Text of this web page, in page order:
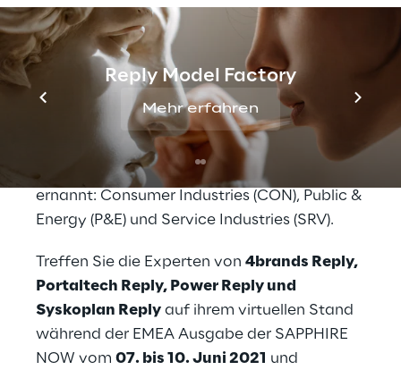
Reply Model Factory
Mehr erfahren
Bereich Consumer Products, erhielt Reply in
2021 den Customer Experience Award für
Partner Innovation und wurde als Finalist bei
den SAP Pinnacle Awards geehrt. Zudem
wurde Reply für den deutschen Markt im
Rahmen der SAP Diamant Initiative zum
Fokuspartner in den folgenden drei Sektoren
ernannt: Consumer Industries (CON), Public &
Energy (P&E) und Service Industries (SRV).
Treffen Sie die Experten von 4brands Reply,
Portaltech Reply, Power Reply und
Syskoplan Reply auf ihrem virtuellen Stand
während der EMEA Ausgabe der SAPPHIRE
NOW vom 07. bis 10. Juni 2021 und